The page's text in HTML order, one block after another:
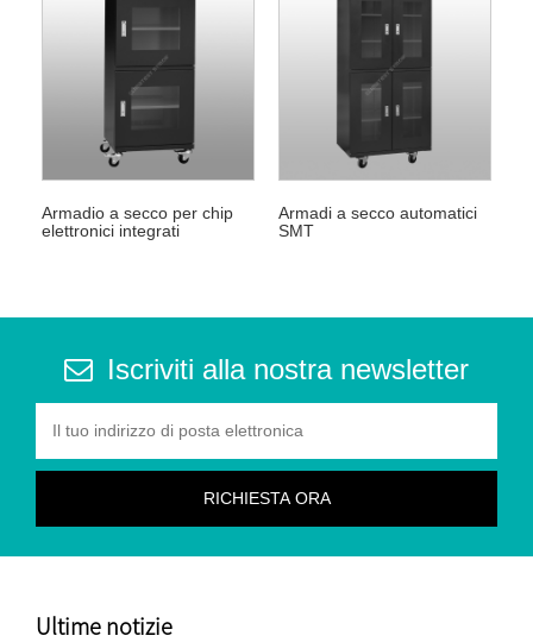
Armadio a secco per chip
elettronici integrati
Armadi a secco automatici
SMT
Iscriviti alla nostra newsletter
Ultime notizie